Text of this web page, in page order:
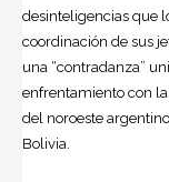
desinteligencias que
coordinación de sus
una “contradanza”
enfrentamiento con
del noroeste
Bolivia.